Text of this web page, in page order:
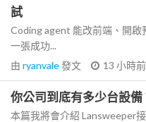
試
Coding agent 能改前端、開
一張成功...
由 ryanvale發文 13 小時前
你公司到底有多少台設
本篇我將會介紹 Lansweeper